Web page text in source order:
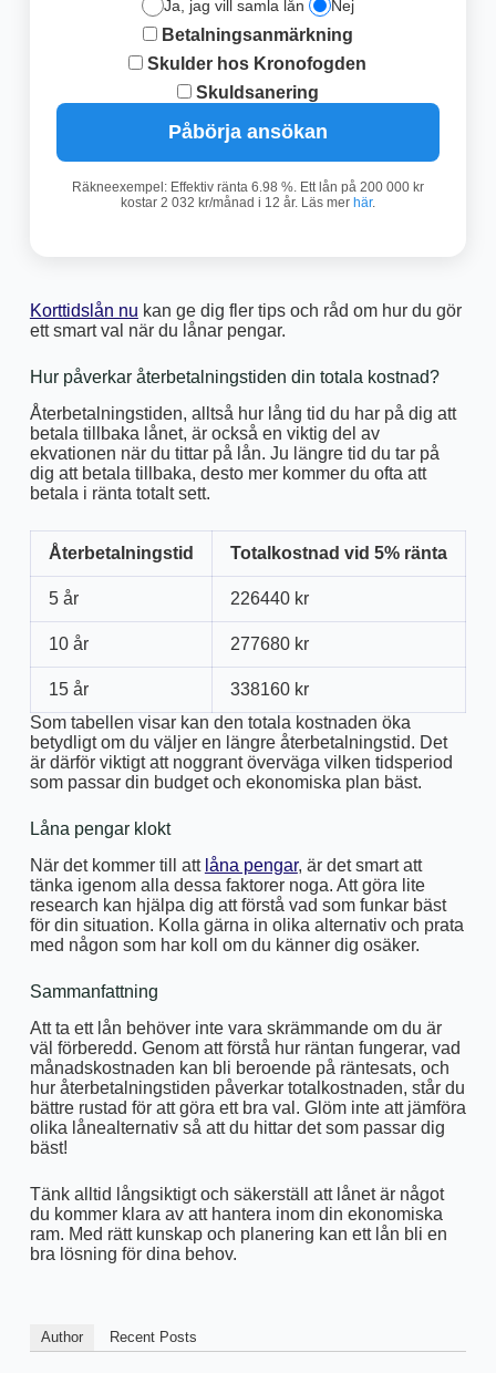
Ja, jag vill samla lån Nej
Betalningsanmärkning
Skulder hos Kronofogden
Skuldsanering
Påbörja ansökan
Räkneexempel: Effektiv ränta 6.98 %. Ett lån på 200 000 kr
kostar 2 032 kr/månad i 12 år. Läs mer här.
Korttidslån nu kan ge dig fler tips och råd om hur du gör
ett smart val när du lånar pengar.
Hur påverkar återbetalningstiden din totala kostnad?
Återbetalningstiden, alltså hur lång tid du har på dig att
betala tillbaka lånet, är också en viktig del av
ekvationen när du tittar på lån. Ju längre tid du tar på
dig att betala tillbaka, desto mer kommer du ofta att
betala i ränta totalt sett.
Återbetalningstid Totalkostnad vid 5% ränta
5 år 226440 kr
10 år 277680 kr
15 år
338160 kr
Som tabellen visar kan den totala kostnaden öka
betydligt om du väljer en längre återbetalningstid. Det
är därför viktigt att noggrant överväga vilken tidsperiod
som passar din budget och ekonomiska plan bäst.
Låna pengar klokt
När det kommer till att låna pengar, är det smart att
tänka igenom alla dessa faktorer noga. Att göra lite
research kan hjälpa dig att förstå vad som funkar bäst
för din situation. Kolla gärna in olika alternativ och prata
med någon som har koll om du känner dig osäker.
Sammanfattning
Att ta ett lån behöver inte vara skrämmande om du är
väl förberedd. Genom att förstå hur räntan fungerar, vad
månadskostnaden kan bli beroende på räntesats, och
hur återbetalningstiden påverkar totalkostnaden, står du
bättre rustad för att göra ett bra val. Glöm inte att jämföra
olika lånealternativ så att du hittar det som passar dig
bäst!
Tänk alltid långsiktigt och säkerställ att lånet är något
du kommer klara av att hantera inom din ekonomiska
ram. Med rätt kunskap och planering kan ett lån bli en
bra lösning för dina behov.
Author Recent Posts